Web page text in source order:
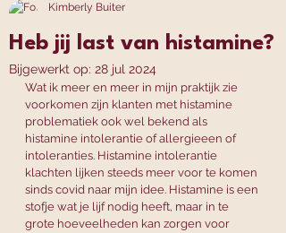
Heb jij last van histamine?
Kimberly Buiter
Bijgewerkt op: 28 jul 2024
Wat ik meer en meer in mijn praktijk zie
voorkomen zijn klanten met histamine
problematiek ook wel bekend als
histamine intolerantie of allergieeen of
intoleranties. Histamine intolerantie
klachten lijken steeds meer voor te komen
sinds covid naar mijn idee. Histamine is een
stofje wat je lijf nodig heeft, maar in te
grote hoeveelheden kan zorgen voor